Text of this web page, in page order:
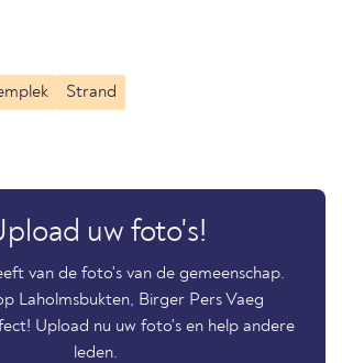
Strand
uw foto's!
van de foto's van de gemeenschap.
Laholmsbukten, Birger Pers Vaeg
Upload nu uw foto's en help andere
leden.